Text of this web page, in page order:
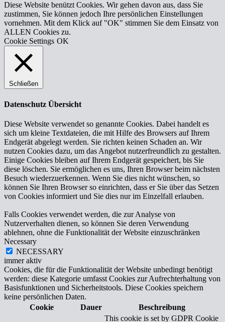
Diese Website benützt Cookies. Wir gehen davon aus, dass Sie
zustimmen, Sie können jedoch Ihre persönlichen Einstellungen
vornehmen. Mit dem Klick auf "OK" stimmen Sie dem Einsatz von
ALLEN Cookies zu.
Cookie Settings OK
Schließen
Datenschutz Übersicht
Diese Website verwendet so genannte Cookies. Dabei handelt es
sich um kleine Textdateien, die mit Hilfe des Browsers auf Ihrem
Endgerät abgelegt werden. Sie richten keinen Schaden an. Wir
nutzen Cookies dazu, um das Angebot nutzerfreundlich zu gestalten.
Einige Cookies bleiben auf Ihrem Endgerät gespeichert, bis Sie
diese löschen. Sie ermöglichen es uns, Ihren Browser beim nächsten
Besuch wiederzuerkennen. Wenn Sie dies nicht wünschen, so
können Sie Ihren Browser so einrichten, dass er Sie über das Setzen
von Cookies informiert und Sie dies nur im Einzelfall erlauben.
Falls Cookies verwendet werden, die zur Analyse von
Nutzerverhalten dienen, so können Sie deren Verwendung
ablehnen, ohne die Funktionalität der Website einzuschränken
Necessary
NECESSARY
immer aktiv
Cookies, die für die Funktionalität der Website unbedingt benötigt
werden: diese Kategorie umfasst Cookies zur Aufrechterhaltung von
Basisfunktionen und Sicherheitstools. Diese Cookies speichern
keine persönlichen Daten.
Cookie
Dauer Beschreibung
This cookie is set by GDPR Cookie